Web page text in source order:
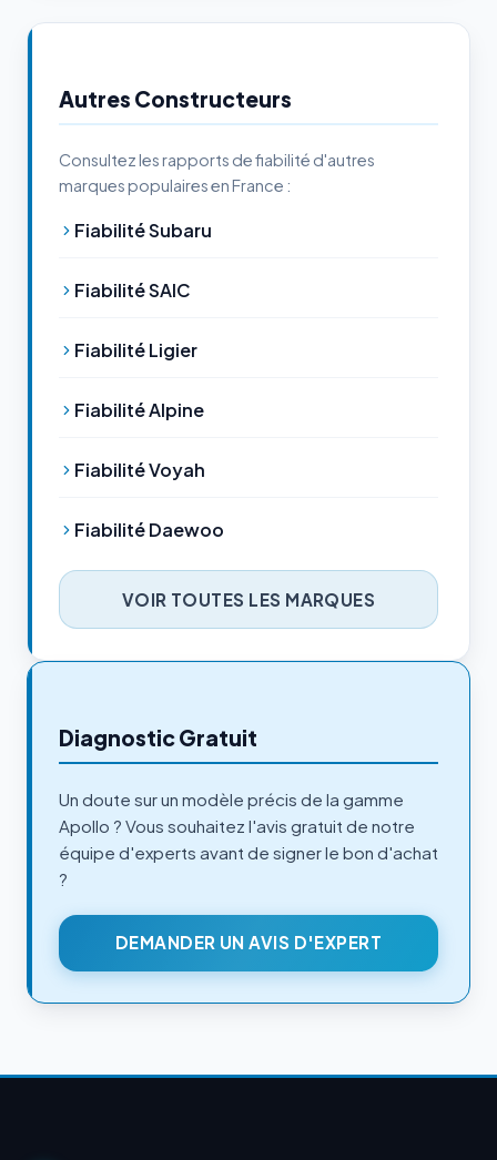
Autres Constructeurs
Consultez les rapports de fiabilité d'autres
marques populaires en France :
Fiabilité Subaru
Fiabilité SAIC
Fiabilité Ligier
Fiabilité Alpine
Fiabilité Voyah
Fiabilité Daewoo
VOIR TOUTES LES MARQUES
Diagnostic Gratuit
Un doute sur un modèle précis de la gamme
Apollo ? Vous souhaitez l'avis gratuit de notre
équipe d'experts avant de signer le bon d'achat
?
DEMANDER UN AVIS D'EXPERT